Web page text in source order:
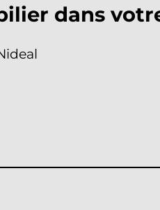
dans